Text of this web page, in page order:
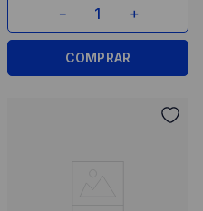
＋
－
COMPRAR